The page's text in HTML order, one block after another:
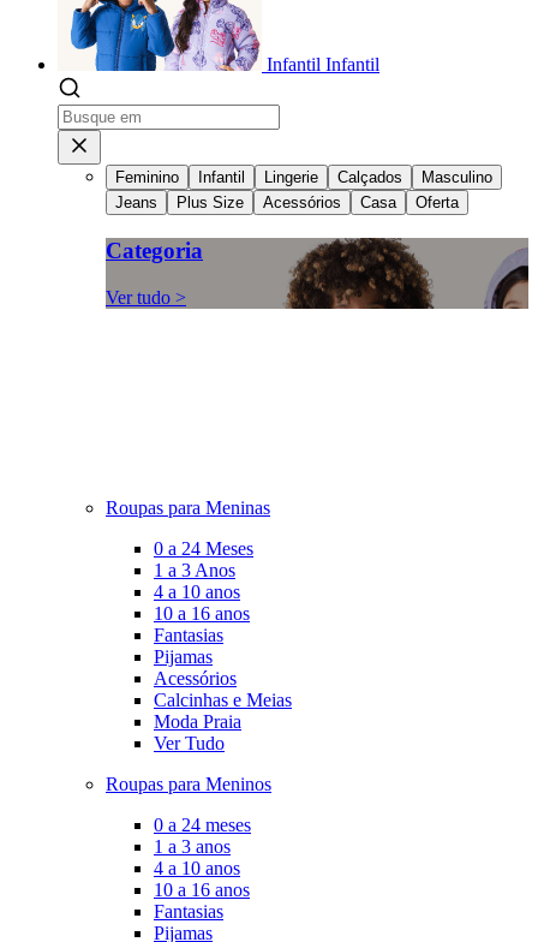
Infantil Infantil
Feminino Infantil Lingerie Calçados
Masculino
Jeans
Plus Size Acessórios Casa Oferta
Categoria
Ver tudo >
Roupas para Meninas
0 a 24 Meses
1 a 3 Anos
4 a 10 anos
10 a 16 anos
Fantasias
Pijamas
Acessórios
Calcinhas e Meias
Moda Praia
Ver Tudo
Roupas para Meninos
0 a 24 meses
1 a 3 anos
4 a 10 anos
10 a 16 anos
Fantasias
Pijamas